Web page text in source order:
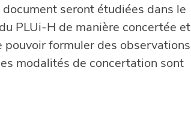
seront étudiées dans le
PLUi-H de manière concertée et
formuler des observations
modalités de concertation sont